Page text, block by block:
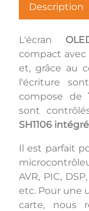
Description
L'écran
compact avec
et, grâce au
l'écriture
compose de
sont
SH1106
Il est parfait
AVR, PIC,
etc. Pour une
carte, nous